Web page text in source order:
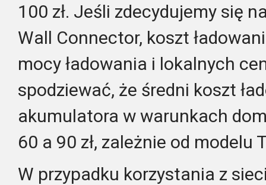
100 zł. Jeśli zdecydujemy się
Wall Connector, koszt
mocy ładowania i lokalnych
spodziewać, że średni koszt
akumulatora w warunkach
60 a 90 zł, zależnie od modelu
W przypadku korzystania z